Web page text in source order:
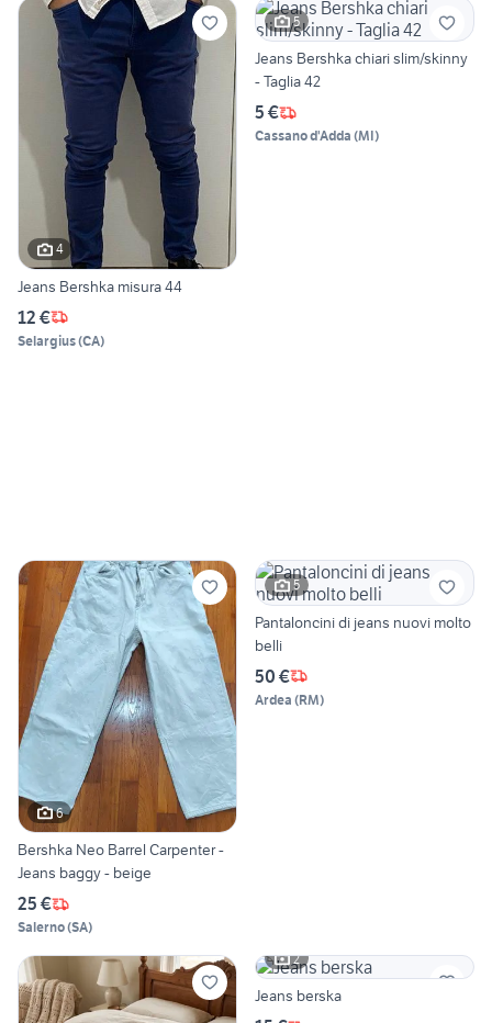
4
Jeans Bershka misura 44
12 €
Selargius(CA)
5
Jeans Bershka chiari slim/skinny
- Taglia 42
5 €
Cassano d'Adda (MI)
6
Bershka Neo Barrel Carpenter -
Jeans baggy - beige
25 €
Salerno(SA)
5
Pantaloncini di jeans nuovi molto
belli
50 €
Ardea (RM)
2
Jeans berska